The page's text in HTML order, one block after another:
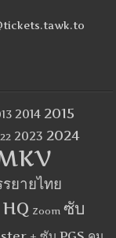
2014 2015
2023 2024
ยายไทย
Zoom ซับ